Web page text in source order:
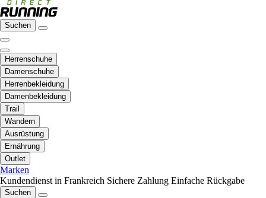
Suchen
Herrenschuhe
Damenschuhe
Herrenbekleidung
Damenbekleidung
Trail
Wandern
Ausrüstung
Ernährung
Outlet
Marken
Kundendienst in Frankreich Sichere Zahlung Einfache Rückgabe
Suchen